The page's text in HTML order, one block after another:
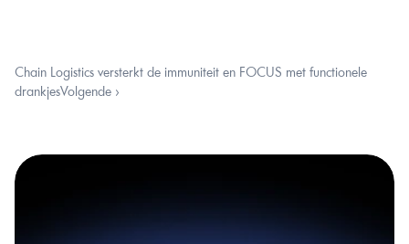
Chain Logistics versterkt de immuniteit en FOCUS met functionele
drankjesVolgende ›